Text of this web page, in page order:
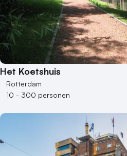
Het Koetshuis
Rotterdam
10 - 300 personen